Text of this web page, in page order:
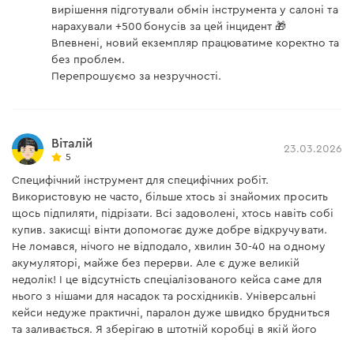
вирішення підготували обмін інструмента у салоні та
нарахували +500 бонусів за цей інцидент 🎁
Впевнені, новий екземпляр працюватиме коректно та
без проблем.
Перепрошуємо за незручності.
Віталій
5
23.03.2026
Специфічний інструмент для специфічних робіт.
Використовую не часто, більше хтось зі знайомих просить
щось підпиляти, підрізати. Всі задоволені, хтось навіть собі
купив. закисщі вінти допомогає дуже добре відкручувати.
Не ломався, нічого не відподало, хвилин 30-40 на одному
акумуляторі, майже без перерви. Але є дуже великій
недолік! І це відсутність спеціалізованого кейса саме для
нього з нішами для насадок та росхідників. Універсальні
кейси недуже практичні, паралон дуже швидко брудниться
та заливається. Я зберігаю в штотній коробці в якій його